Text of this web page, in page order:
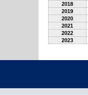
2018
2019
2020
2021
2022
2023